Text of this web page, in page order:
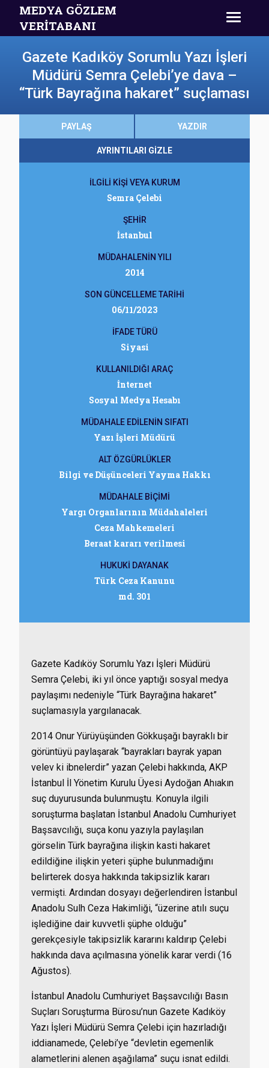
MEDYA GÖZLEM
VERİTABANI
Gazete Kadıköy Sorumlu Yazı İşleri
Müdürü Semra Çelebi’ye dava –
“Türk Bayrağına hakaret” suçlaması
PAYLAŞ YAZDIR
AYRINTILARI GİZLE
İLGİLİ KİŞİ VEYA KURUM
Semra Çelebi
ŞEHİR
İstanbul
MÜDAHALENİN YILI
2014
SON GÜNCELLEME TARİHİ
06/11/2023
İFADE TÜRÜ
Siyasi
KULLANILDIĞI ARAÇ
İnternet
Sosyal Medya Hesabı
MÜDAHALE EDİLENİN SIFATI
Yazı İşleri Müdürü
ALT ÖZGÜRLÜKLER
Bilgi ve Düşünceleri Yayma Hakkı
MÜDAHALE BİÇİMİ
Yargı Organlarının Müdahaleleri
Ceza Mahkemeleri
Beraat kararı verilmesi
HUKUKİ DAYANAK
Türk Ceza Kanunu
md. 301
Gazete Kadıköy Sorumlu Yazı İşleri Müdürü
Semra Çelebi, iki yıl önce yaptığı sosyal medya
paylaşımı nedeniyle “Türk Bayrağına hakaret”
suçlamasıyla yargılanacak.
2014 Onur Yürüyüşünden Gökkuşağı bayraklı bir
görüntüyü paylaşarak “bayrakları bayrak yapan
velev ki ibnelerdir” yazan Çelebi hakkında, AKP
İstanbul İl Yönetim Kurulu Üyesi Aydoğan Ahıakın
suç duyurusunda bulunmuştu. Konuyla ilgili
soruşturma başlatan İstanbul Anadolu Cumhuriyet
Başsavcılığı, suça konu yazıyla paylaşılan
görselin Türk bayrağına ilişkin kasti hakaret
edildiğine ilişkin yeteri şüphe bulunmadığını
belirterek dosya hakkında takipsizlik kararı
vermişti. Ardından dosyayı değerlendiren İstanbul
Anadolu Sulh Ceza Hakimliği, “üzerine atılı suçu
işlediğine dair kuvvetli şüphe olduğu”
gerekçesiyle takipsizlik kararını kaldırıp Çelebi
hakkında dava açılmasına yönelik karar verdi (16
Ağustos).
İstanbul Anadolu Cumhuriyet Başsavcılığı Basın
Suçları Soruşturma Bürosu’nun Gazete Kadıköy
Yazı İşleri Müdürü Semra Çelebi için hazırladığı
iddianamede, Çelebi’ye “devletin egemenlik
alametlerini alenen aşağılama” suçu isnat edildi.